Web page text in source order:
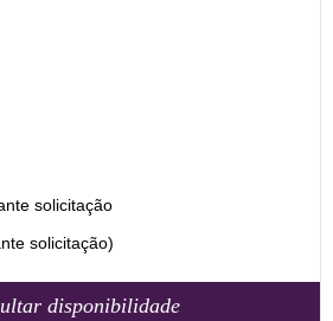
solicitação
solicitação)
disponibilidade